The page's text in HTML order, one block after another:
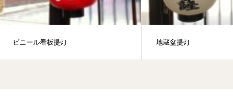
ビニール看板提灯 地蔵盆提灯